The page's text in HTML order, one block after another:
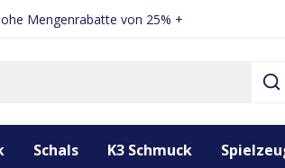
Mengenrabatte von 25% +
Schals K3 Schmuck